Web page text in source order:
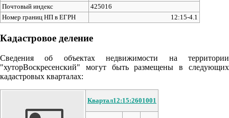
Почтовый индекс
425016
Номер границ НП в ЕГРН
12:15-4.1
Кадастровое деление
Сведения об объектах недвижимости на территории
"хуторВоскресенский" могут быть размещены в следующих
кадастровых кварталах:
Квартал12:15:2601001